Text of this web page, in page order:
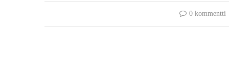
0 kommentti